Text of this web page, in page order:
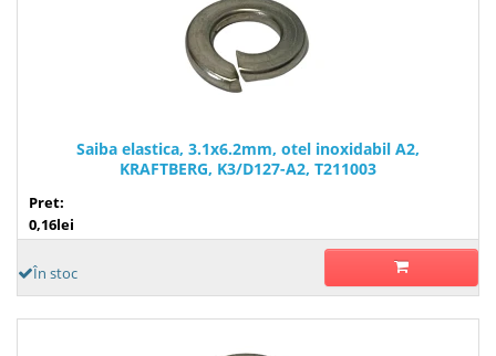
Saiba elastica, 3.1x6.2mm, otel inoxidabil A2,
KRAFTBERG, K3/D127-A2, T211003
Pret:
0,16lei
În stoc